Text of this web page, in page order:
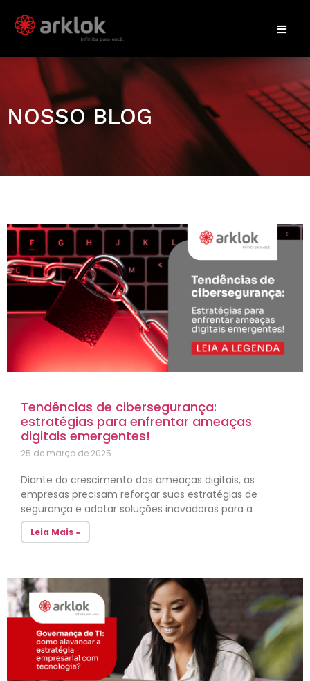
NOSSO BLOG
Tendências de cibersegurança:
estratégias para enfrentar ameaças
digitais emergentes!
25 de março de 2025
Diante do crescimento das ameaças digitais, as
empresas precisam reforçar suas estratégias de
segurança e adotar soluções inovadoras para a
Leia Mais »